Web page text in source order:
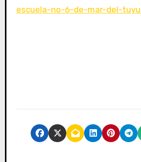
escuela-no-6-de-mar-del-